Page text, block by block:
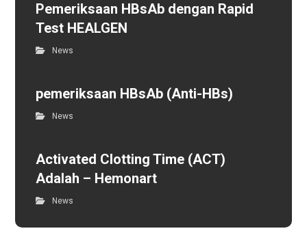
Pemeriksaan HBsAb dengan Rapid
Test HEALGEN
News
pemeriksaan HBsAb (Anti-HBs)
News
Activated Clotting Time (ACT)
Adalah – Hemonart
News